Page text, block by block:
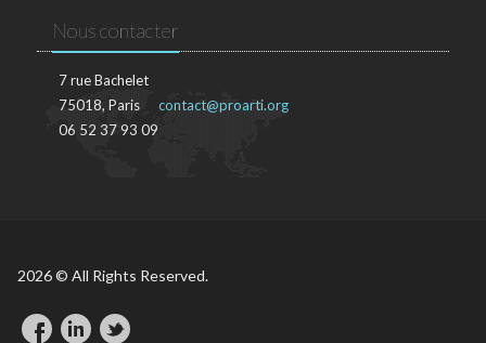
Nous contacter
7 rue Bachelet
75018, Paris
06 52 37 93 09
contact@proarti.org
2026 © All Rights Reserved.